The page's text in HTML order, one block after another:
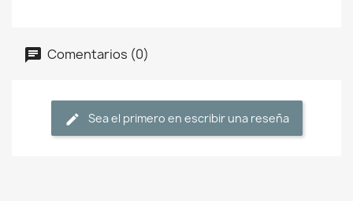
Comentarios (0)
Sea el primero en escribir una reseña